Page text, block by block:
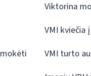
Viktorina
VMI kviečia
VMI turto